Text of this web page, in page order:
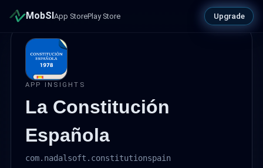
MobSI App StorePlay Store Upgrade
APP INSIGHTS
La Constitución
Española
com.nadalsoft.constitutionspain